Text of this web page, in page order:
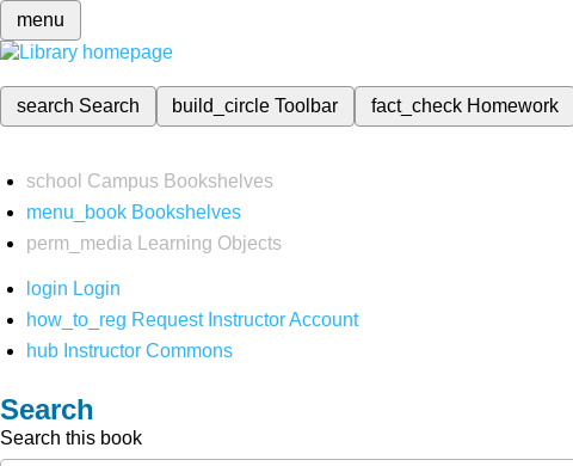
menu
search Search build_circleToolbar fact_check Homework
school Campus Bookshelves
menu_book Bookshelves
perm_media
Learning Objects
login Login
how_to_reg Request Instructor Account
hub Instructor Commons
Search
Search this book